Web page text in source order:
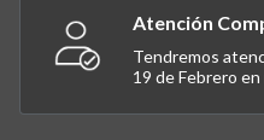
Atención
Tendremos
19 de Febrero